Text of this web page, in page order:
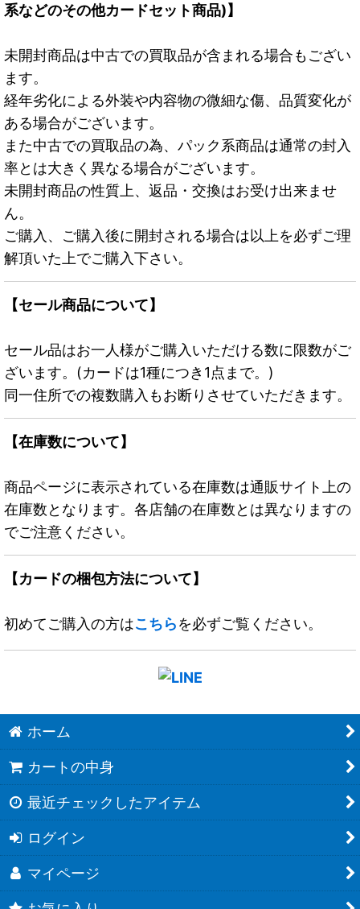
系などのその他カードセット商品)】
未開封商品は中古での買取品が含まれる場合もござい
ます。
経年劣化による外装や内容物の微細な傷、品質変化が
ある場合がございます。
また中古での買取品の為、パック系商品は通常の封入
率とは大きく異なる場合がございます。
未開封商品の性質上、返品・交換はお受け出来ませ
ん。
ご購入、ご購入後に開封される場合は以上を必ずご理
解頂いた上でご購入下さい。
【セール商品について】
セール品はお一人様がご購入いただける数に限数がご
ざいます。(カードは1種につき1点まで。)
同一住所での複数購入もお断りさせていただきます。
【在庫数について】
商品ページに表示されている在庫数は通販サイト上の
在庫数となります。各店舗の在庫数とは異なりますの
でご注意ください。
【カードの梱包方法について】
初めてご購入の方はこちらを必ずご覧ください。
ホーム
カートの中身
最近チェックしたアイテム
ログイン
マイページ